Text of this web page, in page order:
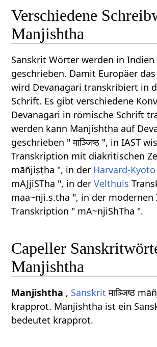
Verschiedene
Manjishtha
Sanskrit Wörter werden in
geschrieben. Damit Europäer
wird Devanagari transkribiert in
Schrift. Es gibt verschiedene
Devanagari in römische Schrift
werden kann Manjishtha auf
geschrieben " माञ्जिष्ठ ", in IAST
Transkription mit diakritischen
māñjiṣṭha ", in der Harvard-Kyoto
mAJjiSTha ", in derVelthuis
maa~nji.s.tha ", in der
Transkription " mA~njiShTha ".
Capeller
Manjishtha
Manjishtha , Sanskrit माञ्जिष्ठ
krapprot. Manjishtha ist ein
bedeutet krapprot.